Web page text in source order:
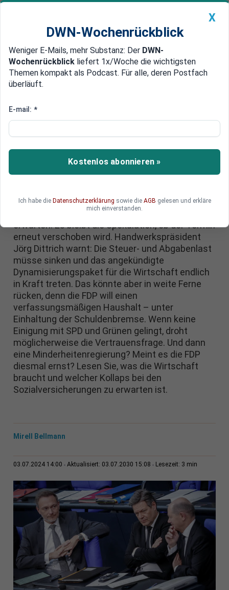
Newsticker MEIN DWN: Geldanlage Premium
Edelmetalle DWN-Magazin China
Haushalt 2025: Kommt endlich
Ende der Ampel?
Die Ampel-Regierung verschiebt den
Haushaltsentwurf: Der Streit um den
zulasten der Bürger und Unternehmer im Land,
die Klarheit über die finanzielle Situation
erwarten. Es bleibt die Spekulation, ob der Termin
erneut verschoben wird. Handwerkspräsident
Jörg Dittrich warnt: Die Steuer- und Abgabenlast
müsse sinken und das angekündigte
Dynamisierungspaket für die Wirtschaft endlich
in Kraft treten. Das könnte aber in weite Ferne
rücken, denn die FDP will einen
verfassungsmäßigen Haushalt – unter
Einhaltung der Schuldenbremse. Wenn keine
Einigung mit SPD und Grünen gelingt, droht
möglicherweise die Vertrauensfrage. Und dann
eine Minderheitenregierung? Meint es die FDP
diesmal ernst? Lesen Sie, was die Wirtschaft
braucht und welcher Kollaps bei den
Sozialversicherungen zu erwarten ist.
Mirell Bellmann
03.07.2024 14:00 Aktualisiert: 03.07.2030 15:08 Lesezeit: 3 min
X
DWN-Wochenrückblick
Weniger E-Mails, mehr Substanz: Der DWN-
Wochenrückblick liefert 1x/Woche die wichtigsten
Themen kompakt als Podcast. Für alle, deren Postfach
überläuft.
E-mail: *
Kostenlos abonnieren »
Ich habe die Datenschutzerklärung sowie die AGB gelesen und erkläre
mich einverstanden.